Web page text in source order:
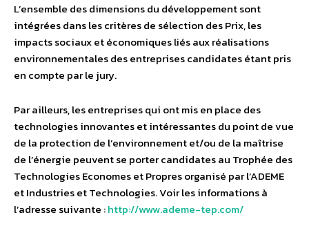
L’ensemble des dimensions du développement sont
intégrées dans les critères de sélection des Prix, les
impacts sociaux et économiques liés aux réalisations
environnementales des entreprises candidates étant pris
en compte par le jury.
Par ailleurs, les entreprises qui ont mis en place des
technologies innovantes et intéressantes du point de vue
de la protection de l’environnement et/ou de la maîtrise
de l’énergie peuvent se porter candidates au Trophée des
Technologies Economes et Propres organisé par l’ADEME
et Industries et Technologies. Voir les informations à
l’adresse suivante :http://www.ademe-tep.com/